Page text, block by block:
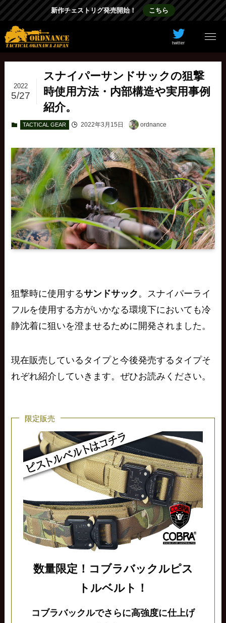
新作チェストリグ発売開始！ こちら
twitter
スナイパーサンドサックの狙撃
時使用方法・内部構造や実用事例
紹介。
2022
5/27
TACTICAL GEAR 2022年3月15日 ordnance
狙撃時に使用するサンドサック 。スナイパーライ
フルを使用する方がいかなる環境下においても冷
静沈着に狙いを澄ませるために開発されました。
現在販売しているタイプと今後発売するタイプそ
れぞれ紹介していきます。ぜひお読みください。
限定販売
数量限定！コブラバックルピス
トルベルト！
コブラバックルでさらに高強度に仕上げ